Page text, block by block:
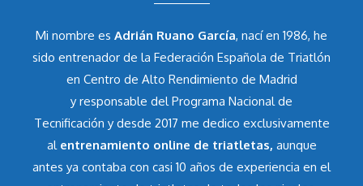
Mi nombre es Adrián Ruano García, nací en 1986, he
sido entrenador de la Federación Española de Triatlón
en Centro de Alto Rendimiento de Madrid
y responsable del Programa Nacional de
Tecnificación y desde 2017 me dedico exclusivamente
al entrenamiento online de triatletas, aunque
antes ya contaba con casi 10 años de experiencia en el